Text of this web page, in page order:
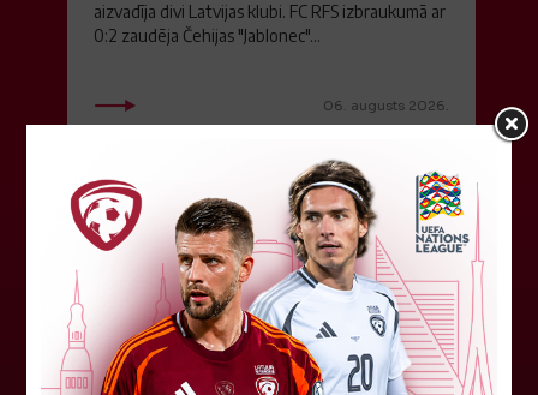
aizvadīja divi Latvijas klubi. FC RFS izbraukumā ar
0:2 zaudēja Čehijas "Jablonec"...
06. augusts 2026.